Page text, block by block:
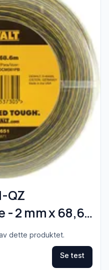
QZ
2 mm x 68,6
dette produktet.
Se test